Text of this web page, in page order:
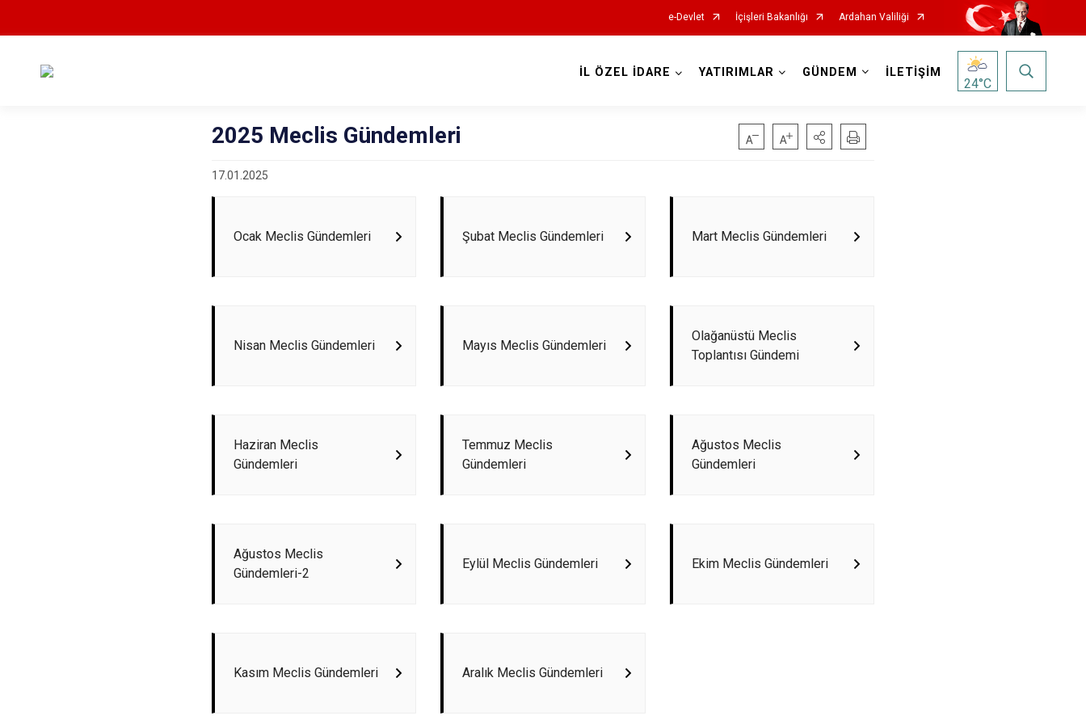
e-Devlet İçişleri Bakanlığı Ardahan Valiliği
İL ÖZEL İDARE YATIRIMLAR GÜNDEM İLETİŞİM
24°C
2025 Meclis Gündemleri
17.01.2025
Ocak Meclis Gündemleri Şubat Meclis Gündemleri Mart Meclis Gündemleri
Nisan Meclis Gündemleri Mayıs Meclis Gündemleri
Olağanüstü Meclis
Toplantısı Gündemi
Haziran Meclis
Gündemleri
Temmuz Meclis
Gündemleri
Ağustos Meclis
Gündemleri
Ağustos Meclis
Gündemleri-2
Eylül Meclis Gündemleri Ekim Meclis Gündemleri
Kasım Meclis Gündemleri Aralık Meclis Gündemleri